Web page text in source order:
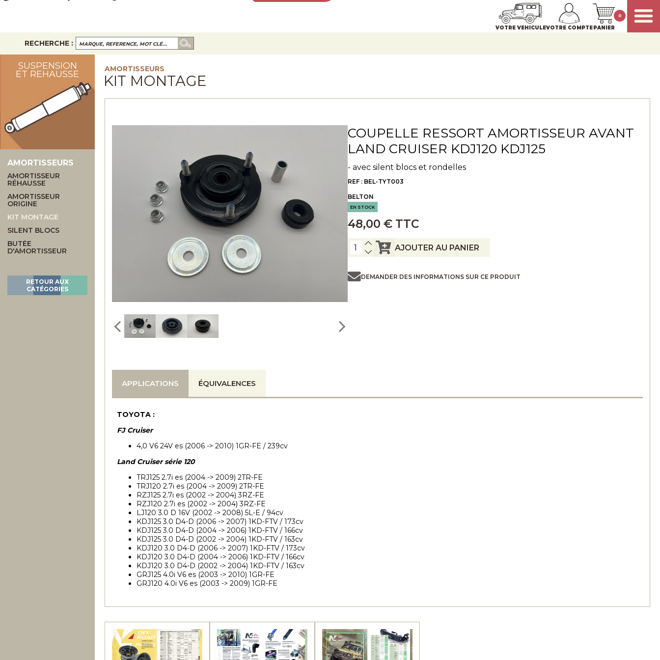
VOTRE VEHICULEVOTRE COMPTEPANIER
0
RECHERCHE :
SUSPENSION
ET REHAUSSE
AMORTISSEURS
AMORTISSEUR
RÉHAUSSE
AMORTISSEUR
ORIGINE
KIT MONTAGE
SILENT BLOCS
BUTÉE
D'AMORTISSEUR
RETOUR AUX
CATÉGORIES
AMORTISSEURS
KIT MONTAGE
COUPELLE RESSORT AMORTISSEUR AVANT
LAND CRUISER KDJ120 KDJ125
- avec silent blocs et rondelles
REF : BEL-TYT003
BELTON
EN STOCK
48,00 € TTC
AJOUTER AU PANIER
DEMANDER DES INFORMATIONS SUR CE PRODUIT
APPLICATIONS ÉQUIVALENCES
TOYOTA :
FJ Cruiser
4,0 V6 24V es (2006 -> 2010) 1GR-FE / 239cv
Land Cruiser série 120
TRJ125 2.7i es (2004 -> 2009) 2TR-FE
TRJ120 2.7i es (2004 -> 2009) 2TR-FE
RZJ125 2.7i es (2002 -> 2004) 3RZ-FE
RZJ120 2.7i es (2002 -> 2004) 3RZ-FE
LJ120 3.0 D 16V (2002 -> 2008) 5L-E / 94cv
KDJ125 3.0 D4-D (2006 -> 2007) 1KD-FTV / 173cv
KDJ125 3.0 D4-D (2004 -> 2006) 1KD-FTV / 166cv
KDJ125 3.0 D4-D (2002 -> 2004) 1KD-FTV / 163cv
KDJ120 3.0 D4-D (2006 -> 2007) 1KD-FTV / 173cv
KDJ120 3.0 D4-D (2004 -> 2006) 1KD-FTV / 166cv
KDJ120 3.0 D4-D (2002 -> 2004) 1KD-FTV / 163cv
GRJ125 4.0i V6 es (2003 -> 2010) 1GR-FE
GRJ120 4.0i V6 es (2003 -> 2009) 1GR-FE